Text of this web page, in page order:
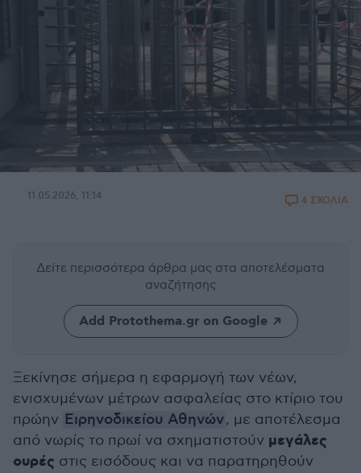
11.05.2026, 11:14 4 ΣΧΟΛΙΑ
Δείτε περισσότερα άρθρα μας στα αποτελέσματα
αναζήτησης
Add Protothema.gr on Google
Ξεκίνησε σήμερα η εφαρμογή των νέων,
ενισχυμένων μέτρων ασφαλείας στο κτίριο του
πρώην Ειρηνοδικείου Αθηνών, με αποτέλεσμα
από νωρίς το πρωί να σχηματιστούν μεγάλες
ουρές στις εισόδους και να παρατηρηθούν